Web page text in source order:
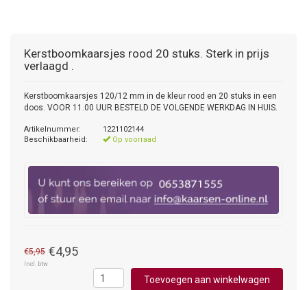
Kerstboomkaarsjes rood 20 stuks. Sterk in prijs
verlaagd .
Kerstboomkaarsjes 120/12 mm in de kleur rood en 20 stuks in een
doos. VOOR 11.00 UUR BESTELD DE VOLGENDE WERKDAG IN HUIS.
Artikelnummer:
1221102144
Beschikbaarheid:
Op voorraad
€5,95 €4,95
Incl. btw
Toevoegen aan winkelwagen